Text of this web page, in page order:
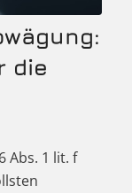
die
Abs. 1 lit. f